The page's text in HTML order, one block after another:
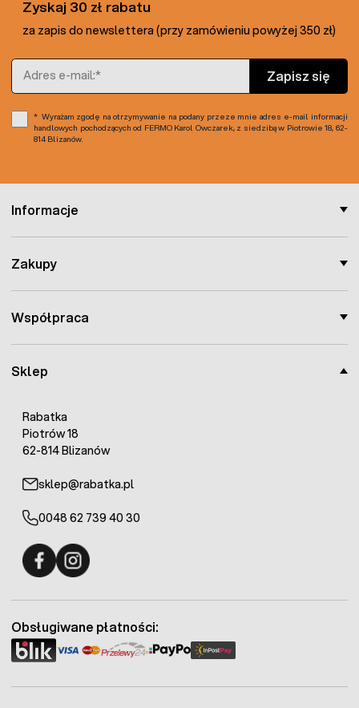
Funkcje rozszerzone:
system ochrony akumulatora
kompensacja energii z ogrodzenia
kompatybilny z wskaźnikami i kontrolerami
izolacji są rzadkie. Idealny do zastosowań w małych i
Zasilanie:
Pobór mocy:5 WATT
Maksymalna energia impulsu:
Częstotliwość impulsu:
Czas trwania impulsu:1/1000 s
Szacunkowa zdolność wytwarzania energii w ciągu
Moc baterii słonecznej:
Gwarancja:
Sklep
Rabatka
Piotrów 18
62-814 Blizanów
sklep@rabatka.pl
0048 62 739 40 30
Informacje
Zakupy
Współpraca
Zyskaj 30 zł rabatu
za zapis do newslettera (przy zamówieniu powyżej 350 zł)
Adres e-mail
Zapisz się
Wyrażam zgodę na otrzymywanie na podany przeze mnie adres e-mail informacji
handlowych pochodzących od FERMO Karol Owczarek, z siedzibą w Piotrowie 18, 62-
814 Blizanów.
Obsługiwane płatności: